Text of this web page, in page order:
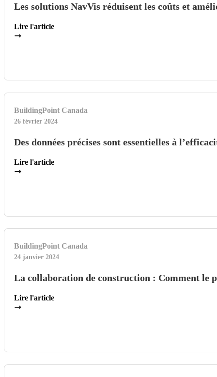
Les solutions NavVis réduisent les coûts et
Lire l'article
BuildingPoint Canada
26 février 2024
Des données précises sont essentielles à
Lire l'article
BuildingPoint Canada
24 janvier 2024
La collaboration de construction : Comment le
Lire l'article